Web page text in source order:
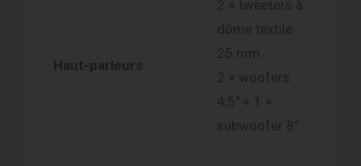
Haut-parleurs
2 × tweeters à
dôme textile
25 mm
2 × woofers
4,5″ + 1 ×
subwoofer 8″